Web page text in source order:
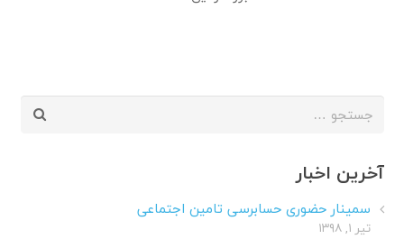
جستجو
آخرین اخبار
سمینار حضوری حسابرسی تامین اجتماعی
تیر ۱, ۱۳۹۸